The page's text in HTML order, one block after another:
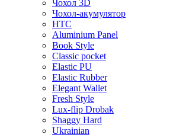
Чохол 3D
Чохол-акумулятор
HTC
Aluminium Panel
Book Style
Classic pocket
Elastic PU
Elastic Rubber
Elegant Wallet
Fresh Style
Lux-flip Drobak
Shaggy Hard
Ukrainian